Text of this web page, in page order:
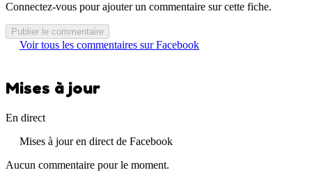
Connectez-vous pour ajouter un commentaire sur cette fiche.
Publier le commentaire
Voir tous les commentaires sur Facebook
Mises à jour
En direct
Mises à jour en direct de Facebook
Aucun commentaire pour le moment.